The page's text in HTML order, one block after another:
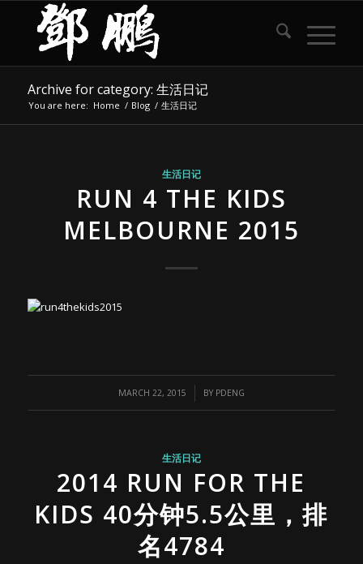
Archive for category: 生活日记
You are here: Home / Blog / 生活日记
生活日记
RUN 4 THE KIDS
MELBOURNE 2015
MARCH 22, 2015
/ BY PDENG
生活日记
2014 RUN FOR THE
KIDS 40分钟5.5公里，排
名4784